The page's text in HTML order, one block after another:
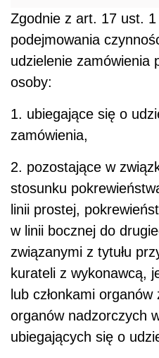
Zgodnie z art. 17 ust. 1
podejmowania
udzielenie zamówienia
osoby:
1. ubiegające się o
zamówienia,
2. pozostające w
stosunku
linii prostej,
w linii bocznej do
związanymi z tytułu
kurateli z wykonawcą,
lub członkami
organów nadzorczych
ubiegających się o